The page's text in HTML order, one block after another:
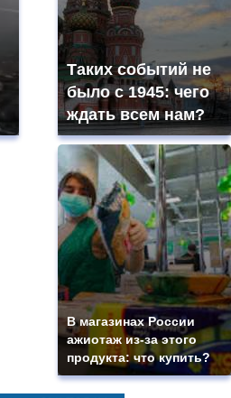
Таких событий не
было с 1945: чего
ждать всем нам?
В магазинах России
ажиотаж из-за этого
продукта: что купить?